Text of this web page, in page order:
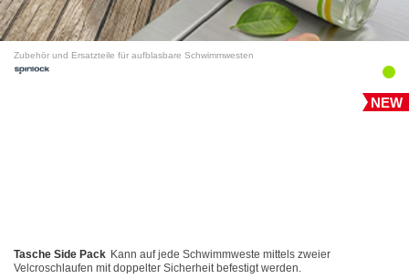
Zubehör und Ersatzteile für aufblasbare Schwimmwesten
NEW
Tasche Side Pack Kann auf jede Schwimmweste mittels zweier
Velcroschlaufen mit doppelter Sicherheit befestigt werden.